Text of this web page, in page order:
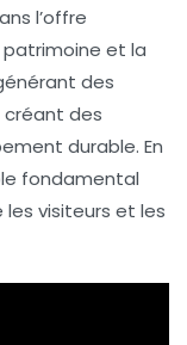
l’offre
et la
des
des
durable. En
fondamental
visiteurs et les